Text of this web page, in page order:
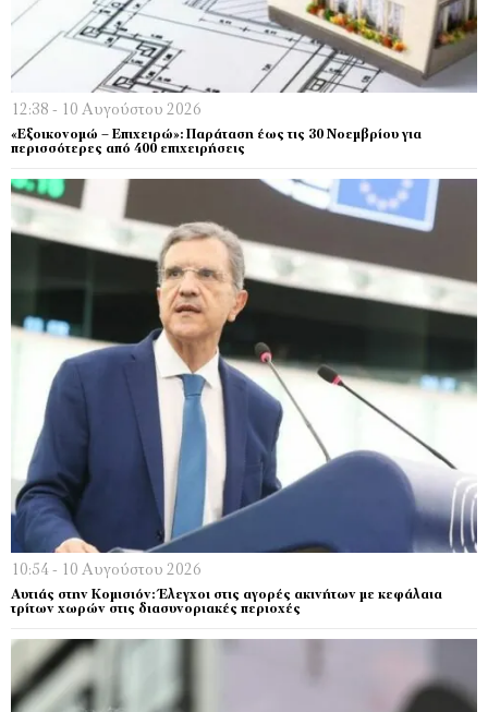
12:38 - 10 Αυγούστου 2026
«Εξοικονομώ – Επιχειρώ»: Παράταση έως τις 30 Νοεμβρίου για
περισσότερες από 400 επιχειρήσεις
10:54 - 10 Αυγούστου 2026
Αυτιάς στην Κομισιόν: Έλεγχοι στις αγορές ακινήτων με κεφάλαια
τρίτων χωρών στις διασυνοριακές περιοχές